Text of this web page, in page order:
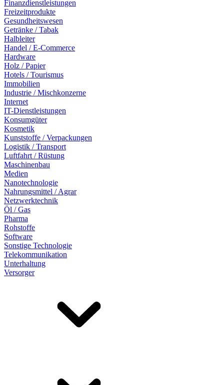
Finanzdienstleistungen
Freizeitprodukte
Gesundheitswesen
Getränke / Tabak
Halbleiter
Handel / E-Commerce
Hardware
Holz / Papier
Hotels / Tourismus
Immobilien
Industrie / Mischkonzerne
Internet
IT-Dienstleistungen
Konsumgüter
Kosmetik
Kunststoffe / Verpackungen
Logistik / Transport
Luftfahrt / Rüstung
Maschinenbau
Medien
Nanotechnologie
Nahrungsmittel / Agrar
Netzwerktechnik
Öl / Gas
Pharma
Rohstoffe
Software
Sonstige Technologie
Telekommunikation
Unterhaltung
Versorger